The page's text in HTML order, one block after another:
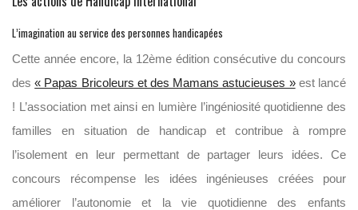
L’imagination au service des personnes handicapées
Cette année encore, la 12ème édition consécutive du concours
des« Papas Bricoleurs et des Mamans astucieuses »est lancé
! L’association met ainsi en lumière l’ingéniosité quotidienne des
familles en situation de handicap et contribue à rompre
l’isolement en leur permettant de partager leurs idées. Ce
concours récompense les idées ingénieuses créées pour
améliorer l’autonomie et la vie quotidienne des enfants